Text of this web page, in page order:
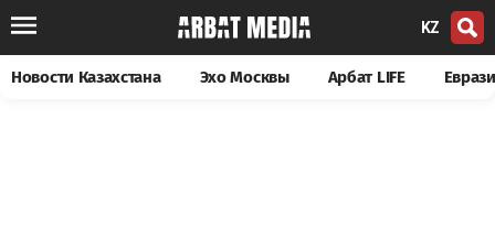
KZ
Новости Казахстана Эхо Москвы Арбат LIFE